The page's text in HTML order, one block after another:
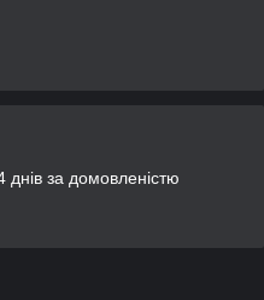
за домовленістю